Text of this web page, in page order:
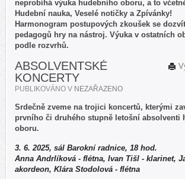
neprobíhá výuka hudebního oboru, a to
Hudební nauka, Veselé notičky a Zpívánky!
Harmonogram postupových zkoušek se
pedagogů hry na nástroj. Výuka v ostatních
podle rozvrhů.
ABSOLVENTSKÉ
KONCERTY
PUBLIKOVÁNO V NEZAŘAZENO
Srdečně zveme na trojici koncertů, kterými
prvního či druhého stupně letošní absolventi
oboru.
3. 6. 2025, sál Barokní radnice, 18 hod.
Anna Andrlíková - flétna, Ivan Tišl - klarinet,
akordeon, Klára Stodolová - flétna